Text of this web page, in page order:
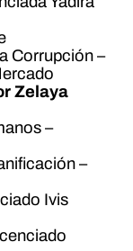
Corrupción –
Zelaya
–
–
Ivis